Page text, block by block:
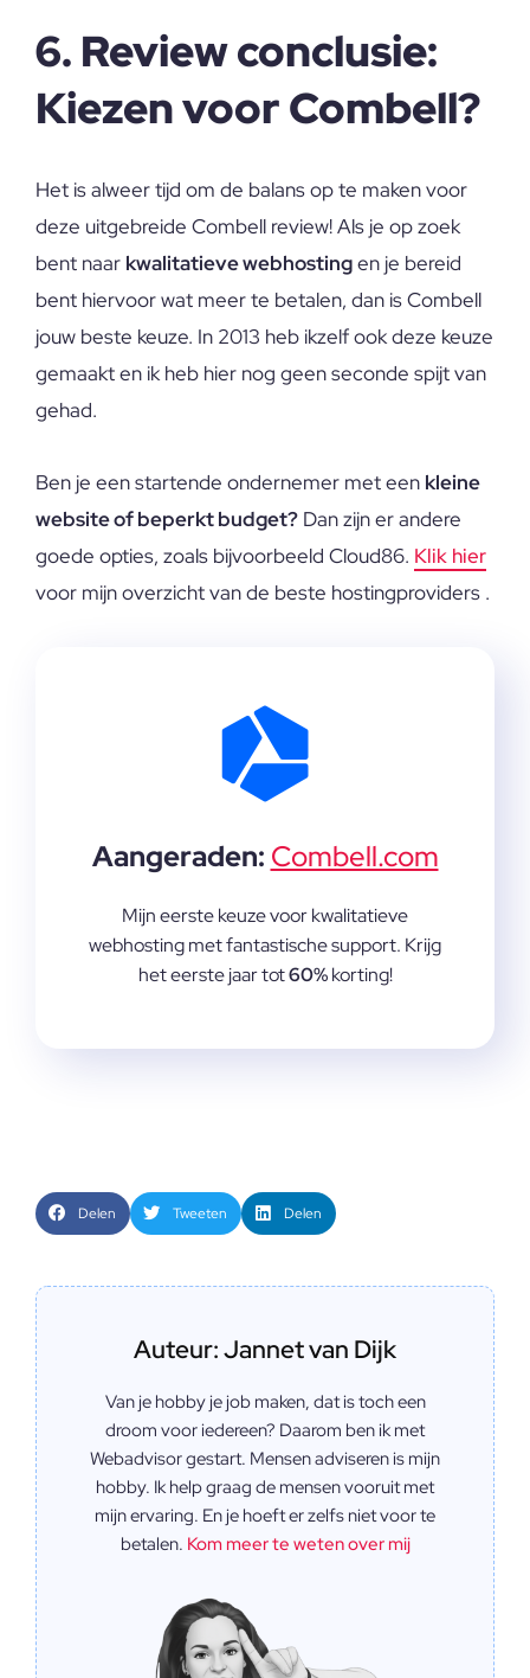
6. Review conclusie:
Kiezen voor Combell?
Het is alweer tijd om de balans op te maken voor
deze uitgebreide Combell review! Als je op zoek
bent naar kwalitatieve webhostingen je bereid
bent hiervoor wat meer te betalen, dan is Combell
jouw beste keuze. In 2013 heb ikzelf ook deze keuze
gemaakt en ik heb hier nog geen seconde spijt van
gehad.
Ben je een startende ondernemer met een kleine
website of beperkt budget? Dan zijn er andere
goede opties, zoals bijvoorbeeld Cloud86. Klik hier
voor mijn overzicht van de beste hostingproviders .
Aangeraden: Combell.com
Mijn eerste keuze voor kwalitatieve
webhosting met fantastische support. Krijg
het eerste jaar tot60%korting!
Delen Tweeten Delen
Auteur: Jannet van Dijk
Van je hobby je job maken, dat is toch een
droom voor iedereen? Daarom ben ik met
Webadvisor gestart. Mensen adviseren is mijn
hobby. Ik help graag de mensen vooruit met
mijn ervaring. En je hoeft er zelfs niet voor te
betalen. Kom meer te weten over mij